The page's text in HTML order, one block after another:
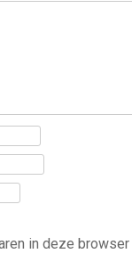
in deze